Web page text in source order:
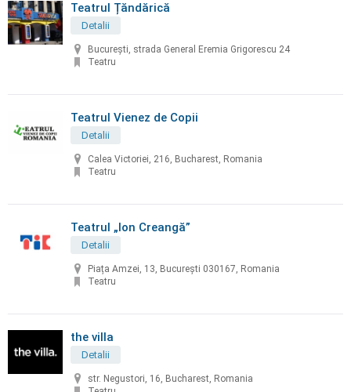
Teatrul Țăndărică
Detalii
București, strada General Eremia Grigorescu 24
Teatru
Teatrul Vienez de Copii
Detalii
Calea Victoriei, 216, Bucharest, Romania
Teatru
Teatrul „Ion Creangă”
Detalii
Piața Amzei, 13, București 030167, Romania
Teatru
the villa
Detalii
str. Negustori, 16, Bucharest, Romania